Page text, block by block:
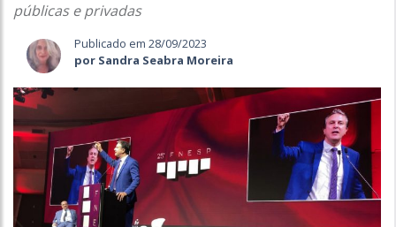
públicas e privadas
Publicado em 28/09/2023
por Sandra Seabra Moreira